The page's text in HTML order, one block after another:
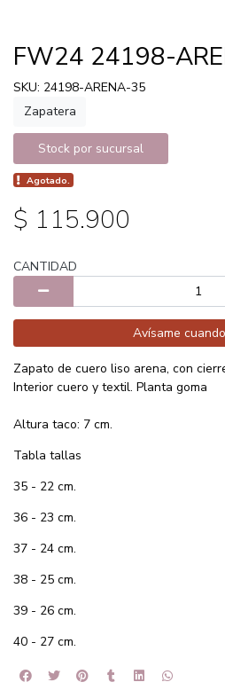
FW24 24198-
SKU: 24198-ARENA-35
Zapatera
Stock por sucursal
Agotado.
$ 115.900
CANTIDAD
Avísame
Zapato de cuero liso arena, con
Interior cuero y textil. Planta goma
Altura taco: 7 cm.
Tabla tallas
35 - 22 cm.
36 - 23 cm.
37 - 24 cm.
38 - 25 cm.
39 - 26 cm.
40 - 27 cm.